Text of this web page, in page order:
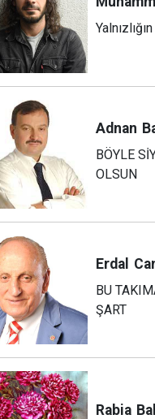
Adnan
BÖYLE
OLSUN
Erdal
BU
ŞART
Rabia